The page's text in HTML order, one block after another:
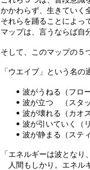
かかわらず、生きていく
それらを踊ることによっ
マップは、言うならば自
そして、このマップの５
「ウエイブ」という名の
• 波がうねる（フロー
• 波が立つ （スタッ
• 波が壊れる（カオス
• 波が引いていく（リ
• 波が静まる（スティ
「エネルギーは波となり
人間もしかり。エネル